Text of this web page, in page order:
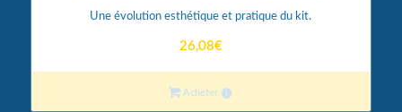
Une évolution esthétique et pratique du kit.
26,08€
Acheter